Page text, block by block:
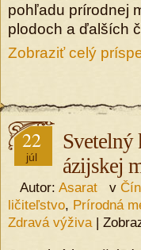
pohľadu prírodnej
plodoch a ďalších
Zobraziť celý
22
júl
Svetelný
ázijskej
Autor: Asarat v
ličiteľstvo, Prírodná
Zdravá výživa|